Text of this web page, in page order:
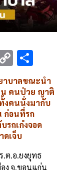
C
o
py
Li
n
k
h
ar
e
าบาลขณะนำ
น คนป่วย ญาติ
งคนนั่งมากับ
ก่อนที่รถ
รถเก๋งจอด
ดเจ็บ
.ต.อ.ยงยุทธ
อง จ.ขอนแก่น